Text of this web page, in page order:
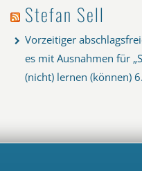
Stefan Sell
Vorzeitiger
es mit Ausnahmen für
(nicht) lernen (können)